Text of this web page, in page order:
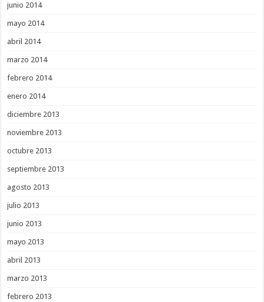
junio 2014
mayo 2014
abril 2014
marzo 2014
febrero 2014
enero 2014
diciembre 2013
noviembre 2013
octubre 2013
septiembre 2013
agosto 2013
julio 2013
junio 2013
mayo 2013
abril 2013
marzo 2013
febrero 2013